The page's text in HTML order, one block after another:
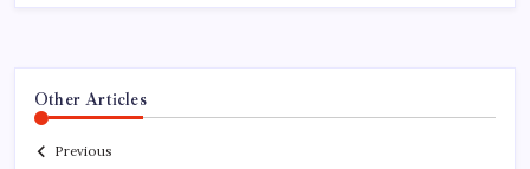
Other Articles
Previous